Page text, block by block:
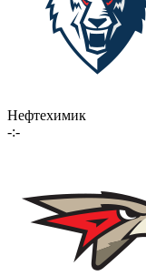
Нефтехимик
-:-